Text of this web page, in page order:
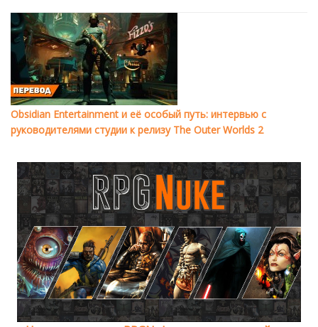
Obsidian Entertainment и её особый путь: интервью с
руководителями студии к релизу The Outer Worlds 2